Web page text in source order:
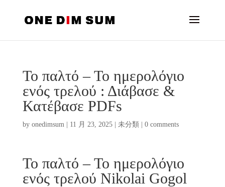
Το παλτό – Το ημερολόγιο
ενός τρελού : Διάβασε &
Κατέβασε PDFs
by onedimsum| 11 月 23, 2025| 未分類 0 comments
Το παλτό – Το ημερολόγιο
ενός τρελού Nikolai Gogol